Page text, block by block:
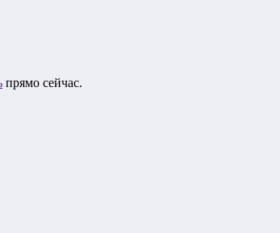
прямо сейчас.